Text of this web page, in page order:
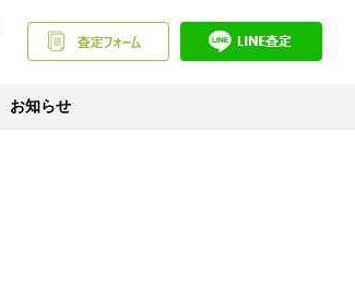
お知らせ